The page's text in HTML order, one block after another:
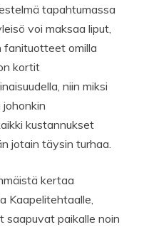
tapahtumassa
voi maksaa liput,
fanituotteet omilla
kortit
niin miksi
johonkin
kustannukset
jotain täysin turhaa.
kertaa
Kaapelitehtaalle,
saapuvat paikalle noin